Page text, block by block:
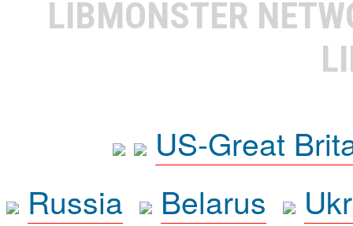
LIBMONSTER
US-Great
Russia
Belarus